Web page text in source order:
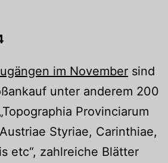
im November sind
unter anderem 200
Provinciarum
Styriae, Carinthiae,
etc“, zahlreiche Blätter